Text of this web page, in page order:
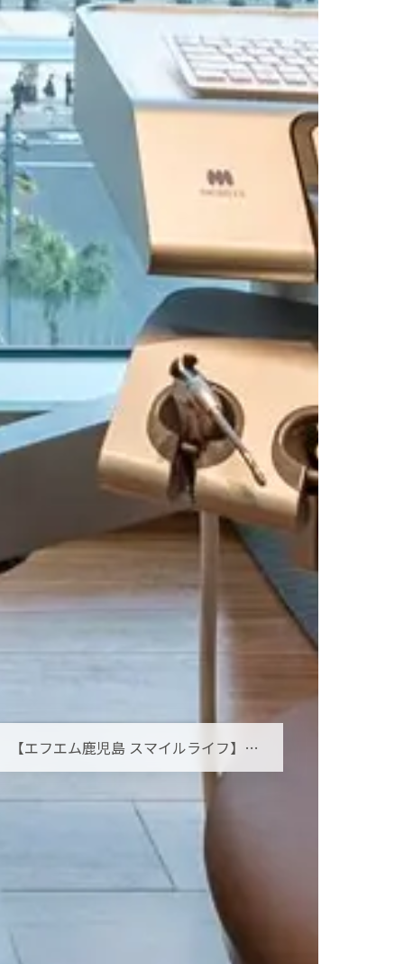
【エフエム鹿児島 スマイルライフ】オーラルフレイルとは？お口の小さな衰えを見逃さないために